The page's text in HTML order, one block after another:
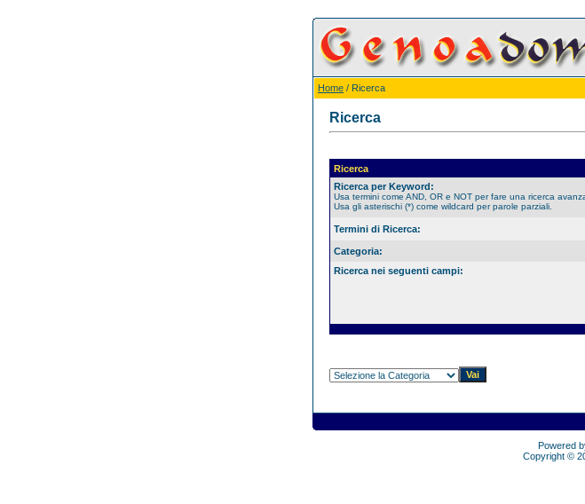
Home / Ricerca
Ricerca
Ricerca
Ricerca per Keyword:
Usa termini come AND, OR e NOT per fare una ricerca
Usa gli asterischi (*) come wildcard per parole parziali.
Termini di Ricerca:
Categoria:
Ricerca nei seguenti campi:
Powered
Copyright ©